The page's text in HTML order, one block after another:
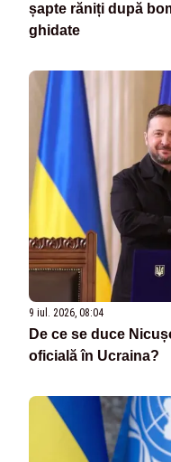
șapte răniți după
ghidate
9 iul. 2026, 08:04
De ce se duce
oficială în Ucraina?